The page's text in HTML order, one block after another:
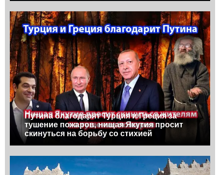
Путина благодарят Турция и Греция за
тушение пожаров, нищая Якутия просит
скинуться на борьбу со стихией